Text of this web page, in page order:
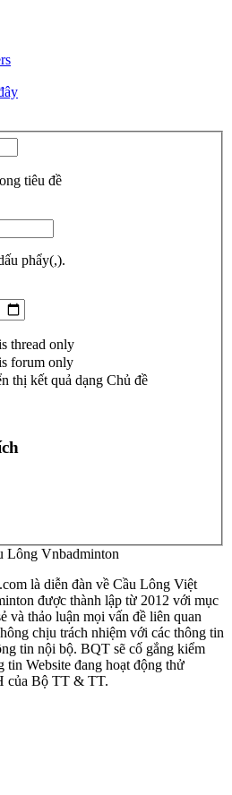
tiêu đề
phẩy(,).
thread only
forum only
thị kết quả dạng Chủ đề
Lông Vnbadminton
là diễn đàn về Cầu Lông Việt
được thành lập từ 2012 với mục
và thảo luận mọi vấn đề liên quan
chịu trách nhiệm với các thông tin
tin nội bộ. BQT sẽ cố gắng kiểm
tin Website đang hoạt động thử
của Bộ TT & TT.